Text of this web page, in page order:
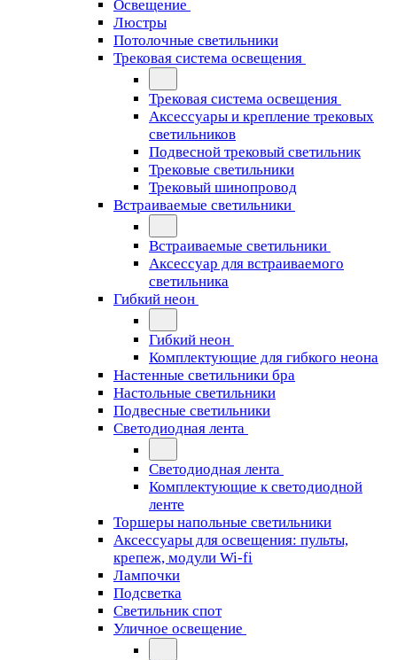
Освещение
Люстры
Потолочные светильники
Трековая система освещения
Трековая система освещения
Аксессуары и крепление трековых
светильников
Подвесной трековый светильник
Трековые светильники
Трековый шинопровод
Встраиваемые светильники
Встраиваемые светильники
Аксессуар для встраиваемого
светильника
Гибкий неон
Гибкий неон
Комплектующие для гибкого неона
Настенные светильники бра
Настольные светильники
Подвесные светильники
Светодиодная лента
Светодиодная лента
Комплектующие к светодиодной
ленте
Торшеры напольные светильники
Аксессуары для освещения: пульты,
крепеж, модули Wi-fi
Лампочки
Подсветка
Светильник спот
Уличное освещение